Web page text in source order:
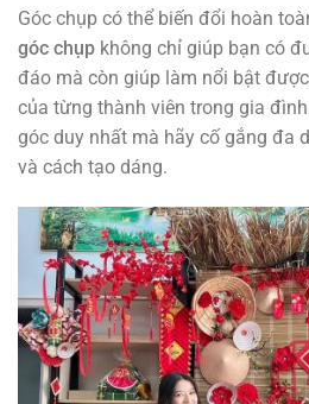
Góc chụp có thể biến đổi hoàn
góc chụp không chỉ giúp bạn có
đáo mà còn giúp làm nổi bật
của từng thành viên trong gia
góc duy nhất mà hãy cố gắng đa
và cách tạo dáng.